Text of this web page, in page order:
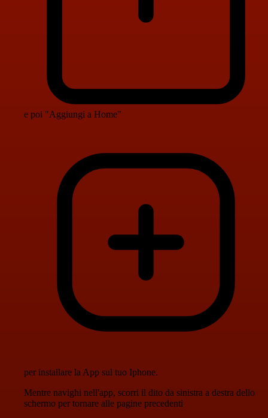
e poi "Aggiungi a Home"
per installare la App sul tuo Iphone.
Mentre navighi nell'app, scorri il dito da sinistra a destra dello
schermo per tornare alle pagine precedenti